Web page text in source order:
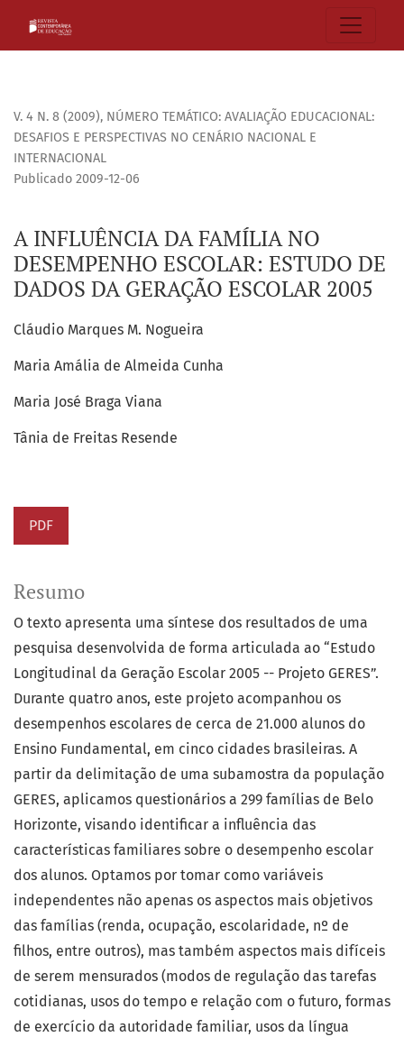
V. 4 N. 8 (2009), NÚMERO TEMÁTICO: AVALIAÇÃO EDUCACIONAL:
DESAFIOS E PERSPECTIVAS NO CENÁRIO NACIONAL E
INTERNACIONAL
A INFLUÊNCIA DA FAMÍLIA NO
DESEMPENHO ESCOLAR: ESTUDO DE
DADOS DA GERAÇÃO ESCOLAR 2005
Publicado 2009-12-06
Cláudio Marques M. Nogueira
Maria Amália de Almeida Cunha
Maria José Braga Viana
Tânia de Freitas Resende
PDF
Resumo
O texto apresenta uma síntese dos resultados de uma
pesquisa desenvolvida de forma articulada ao “Estudo
Longitudinal da Geração Escolar 2005 -- Projeto GERES”.
Durante quatro anos, este projeto acompanhou os
desempenhos escolares de cerca de 21.000 alunos do
Ensino Fundamental, em cinco cidades brasileiras. A
partir da delimitação de uma subamostra da população
GERES, aplicamos questionários a 299 famílias de Belo
Horizonte, visando identificar a influência das
características familiares sobre o desempenho escolar
dos alunos. Optamos por tomar como variáveis
independentes não apenas os aspectos mais objetivos
das famílias (renda, ocupação, escolaridade, nº de
filhos, entre outros), mas também aspectos mais difíceis
de serem mensurados (modos de regulação das tarefas
cotidianas, usos do tempo e relação com o futuro, formas
de exercício da autoridade familiar, usos da língua